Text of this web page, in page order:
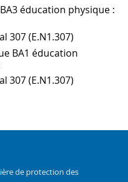
de protection des
éducation physique :
307 (E.N1.307)
BA1 éducation
307 (E.N1.307)
de l'ESP
rez-de-chaussée